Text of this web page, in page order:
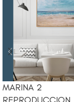
MARINA 2